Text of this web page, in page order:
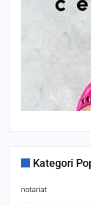
Kategori
notariat